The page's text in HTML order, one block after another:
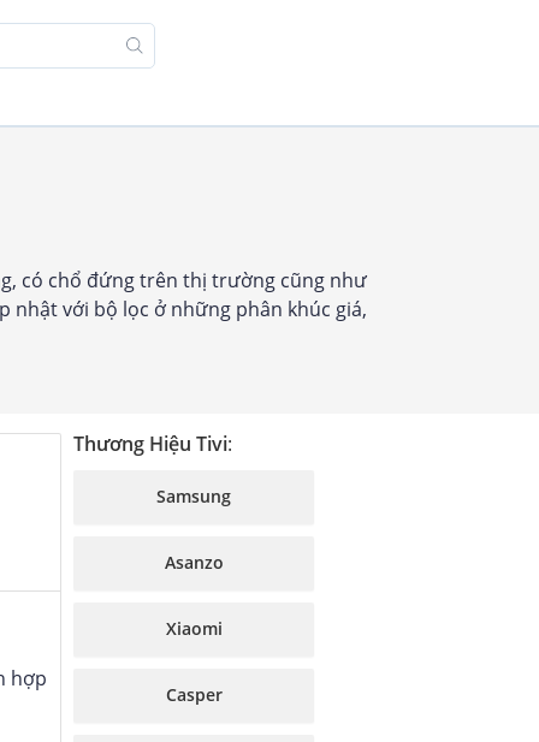
Bán Chạy
có chổ đứng trên thị trường cũng như
với bộ lọc ở những phân khúc giá,
hợp
Thương Hiệu Tivi:
Samsung
Asanzo
Xiaomi
Casper